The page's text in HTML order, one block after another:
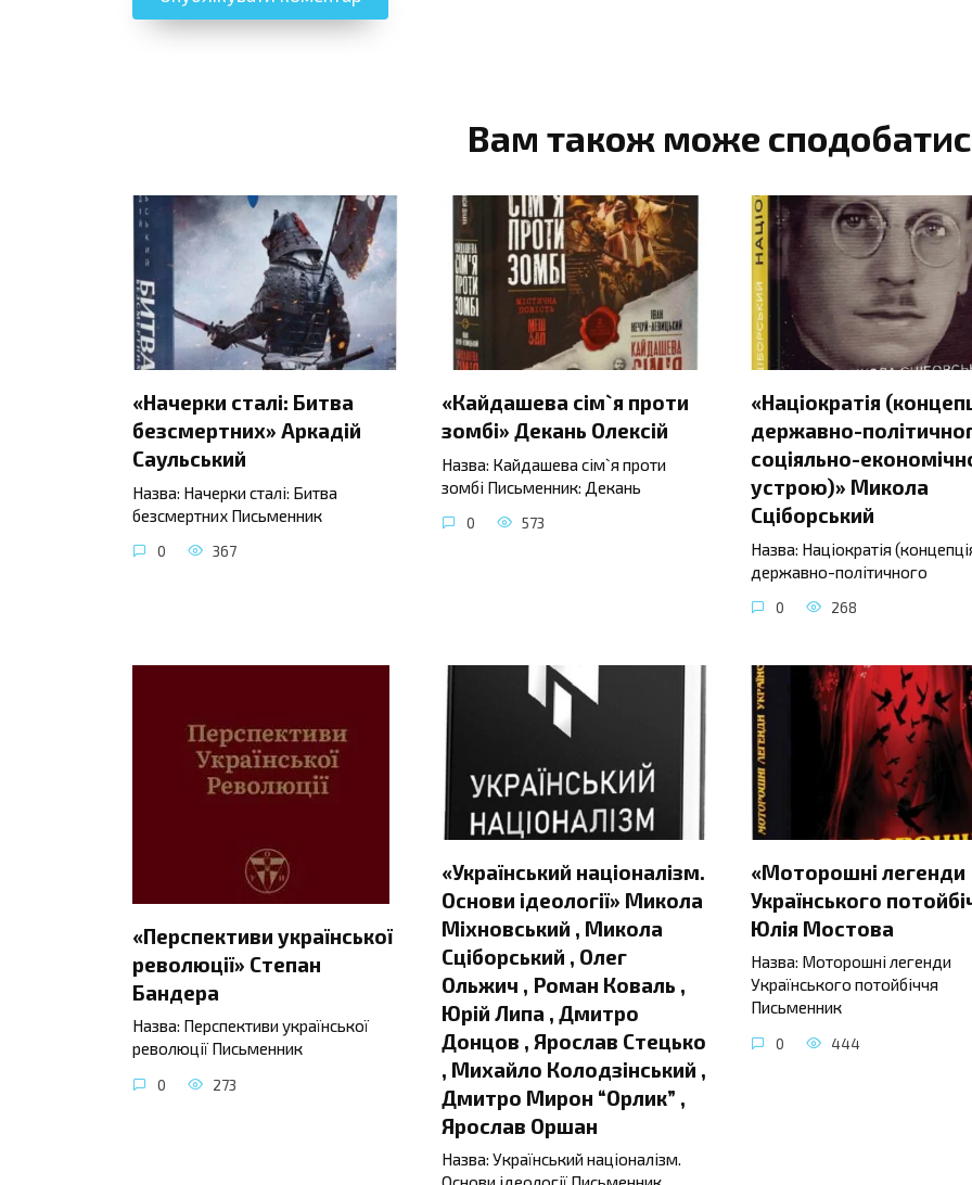
Вам також може
«Начерки сталі: Битва
безсмертних» Аркадій
Саульський
Назва: Начерки сталі: Битва
безсмертних Письменник
0 367
«Кайдашева сім`я проти
зомбі» Декань Олексій
Назва: Кайдашева сім`я проти
зомбі Письменник: Декань
0 573
«Націократія
державно-
соціяльно-
устрою)» Микола
Сціборський
Назва: Націократія
державно-політичного
0 268
«Перспективи української
революції» Степан
Бандера
Назва: Перспективи української
революції Письменник
0 273
«Український націоналізм.
Основи ідеології» Микола
Міхновський , Микола
Сціборський , Олег
Ольжич , Роман Коваль ,
Юрій Липа , Дмитро
Донцов , Ярослав Стецько
, Михайло Колодзінський ,
Дмитро Мирон “Орлик” ,
Ярослав Оршан
Назва: Український націоналізм.
«Моторошні легенди
Українського
Юлія Мостова
Назва: Моторошні легенди
Українського потойбіччя
Письменник
0 444